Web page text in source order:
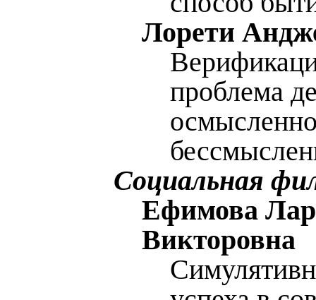
Лорети
проблема
Социальная
Ефимова
Викторовна